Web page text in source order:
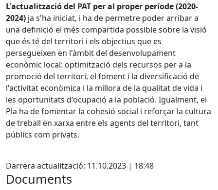
L'actualització del PAT per al proper període (2020-
2024) ja s'ha iniciat, i ha de permetre poder arribar a
una definició el més compartida possible sobre la visió
que és té del territori i els objectius que es
persegueixen en l'àmbit del desenvolupament
econòmic local: optimització dels recursos per a la
promoció del territori, el foment i la diversificació de
l'activitat econòmica i la millora de la qualitat de vida i
les oportunitats d'ocupació a la població. Igualment, el
Pla ha de fomentar la cohesió social i reforçar la cultura
de treball en xarxa entre els agents del territori, tant
públics com privats.
Darrera actualització: 11.10.2023 | 18:48
Documents